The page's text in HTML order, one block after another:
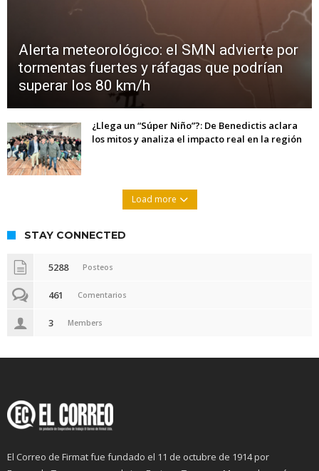
Alerta meteorológico: el SMN advierte por
tormentas fuertes y ráfagas que podrían
superar los 80 km/h
¿Llega un “Súper Niño”?: De Benedictis aclara
los mitos y analiza el impacto real en la región
Load more
STAY CONNECTED
5288 Posteos
461 Comentarios
3 Members
El Correo de Firmat fue fundado el 11 de octubre de 1914 por